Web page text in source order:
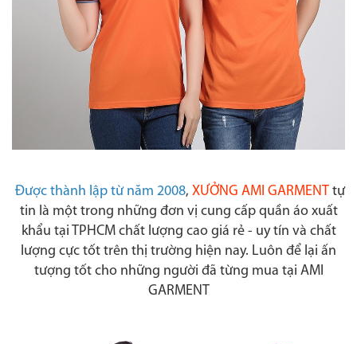
Được thành lập từ năm 2008, XƯỞNG AMI GARMENT tự
tin là một trong những đơn vị cung cấp quần áo xuất
khẩu tại TPHCM chất lượng cao giá rẻ - uy tín và chất
lượng cực tốt trên thị trường hiện nay. Luôn để lại ấn
tượng tốt cho những người đã từng mua tại AMI
GARMENT